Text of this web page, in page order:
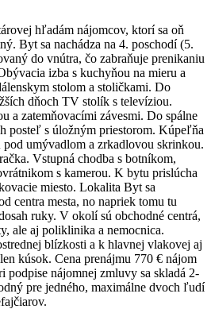
hľadám nájomcov, ktorí sa oň
Byt sa nachádza na 4. poschodí (5.
do vnútra, čo zabraňuje prenikaniu
izba s kuchyňou na mieru a
stolom a stoličkami. Do
dňoch TV stolík s televíziou.
a zatemňovacími závesmi. Do spálne
posteľ s úložným priestorom. Kúpeľňa
pod umývadlom a zrkadlovou skrinkou.
Vstupná chodba s botníkom,
s kamerou. K bytu prislúcha
miesto. Lokalita Byt sa
centra mesta, no napriek tomu tu
ruky. V okolí sú obchodné centrá,
ale aj poliklinika a nemocnica.
blízkosti a k hlavnej vlakovej aj
kúsok. Cena prenájmu 770 € nájom
podpise nájomnej zmluvy sa skladá 2-
pre jedného, maximálne dvoch ľudí